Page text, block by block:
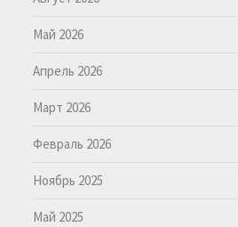
Май 2026
Апрель 2026
Март 2026
Февраль 2026
Ноябрь 2025
Май 2025